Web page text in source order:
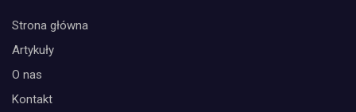
Strona główna
Artykuły
O nas
Kontakt